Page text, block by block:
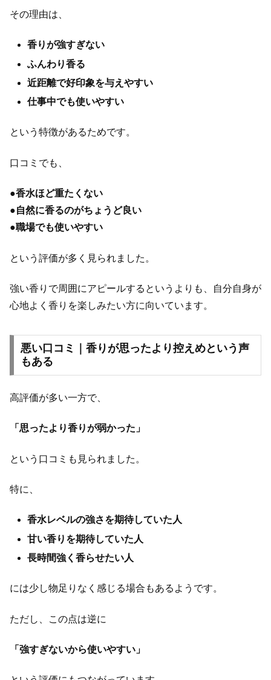
その理由は、
香りが強すぎない
ふんわり香る
近距離で好印象を与えやすい
仕事中でも使いやすい
という特徴があるためです。
口コミでも、
●香水ほど重たくない
●自然に香るのがちょうど良い
●職場でも使いやすい
という評価が多く見られました。
強い香りで周囲にアピールするというよりも、自分自身が
心地よく香りを楽しみたい方に向いています。
悪い口コミ｜香りが思ったより控えめという声
もある
高評価が多い一方で、
「思ったより香りが弱かった」
という口コミも見られました。
特に、
香水レベルの強さを期待していた人
甘い香りを期待していた人
長時間強く香らせたい人
には少し物足りなく感じる場合もあるようです。
ただし、この点は逆に
「強すぎないから使いやすい」